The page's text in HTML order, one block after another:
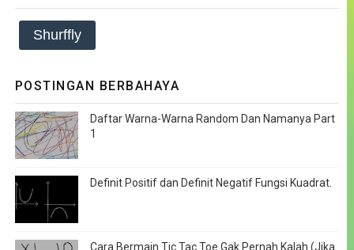
Shurffly
POSTINGAN BERBAHAYA
Daftar Warna-Warna Random Dan Namanya Part
1
Definit Positif dan Definit Negatif Fungsi Kuadrat.
Cara Bermain Tic Tac Toe Gak Pernah Kalah (Jika